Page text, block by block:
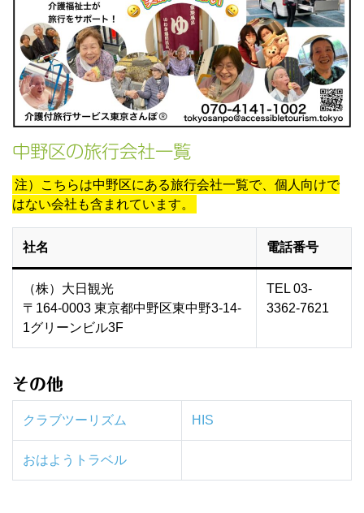
中野区の旅行会社一覧
注）こちらは中野区にある旅行会社一覧で、個人向けで
はない会社も含まれています。
社名 電話番号
（株）大日観光
〒164-0003 東京都中野区東中野3-14-
1グリーンビル3F
TEL 03-
3362-7621
その他
クラブツーリズム HIS
おはよ うトラベル